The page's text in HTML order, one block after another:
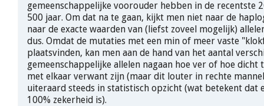
gemeenschappelijke voorouder hebben in de recentste
500 jaar. Om dat na te gaan, kijkt men niet naar de
naar de exacte waarden van (liefst zoveel mogelijk)
dus. Omdat de mutaties met een min of meer vaste
plaatsvinden, kan men aan de hand van het aantal
gemeenschappelijke allelen nagaan hoe ver of hoe dicht
met elkaar verwant zijn (maar dit louter in rechte
uiteraard steeds in statistisch opzicht (wat betekent dat
100% zekerheid is).